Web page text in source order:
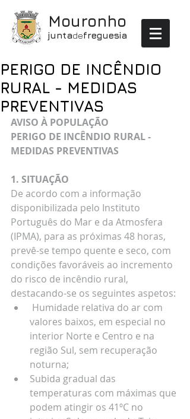
Mouronho
juntadefreguesia
PERIGO DE INCÊNDIO
RURAL - MEDIDAS
PREVENTIVAS
AVISO À POPULAÇÃO
PERIGO DE INCÊNDIO RURAL -
MEDIDAS PREVENTIVAS
1. SITUAÇÃO
De acordo com a informação
disponibilizada pelo Instituto
Português do Mar e da Atmosfera
(IPMA), para as próximas 48 horas,
prevê-se tempo quente e seco, com
condições favoráveis ao incremento
do risco de incêndio rural,
destacando-se os seguintes aspetos:
valores baixos, em especial no
interior Norte e Centro e na
região Sul, sem recuperação
noturna;
Subida gradual das
temperaturas com máximas que
podem atingir os 41ºC no